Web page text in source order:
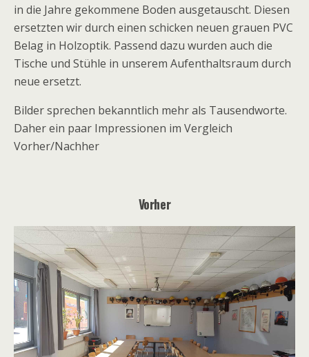
in die Jahre gekommene Boden ausgetauscht. Diesen
ersetzten wir durch einen schicken neuen grauen PVC
Belag in Holzoptik. Passend dazu wurden auch die
Tische und Stühle in unserem Aufenthaltsraum durch
neue ersetzt.
Bilder sprechen bekanntlich mehr als Tausendworte.
Daher ein paar Impressionen im Vergleich
Vorher/Nachher
Vorher